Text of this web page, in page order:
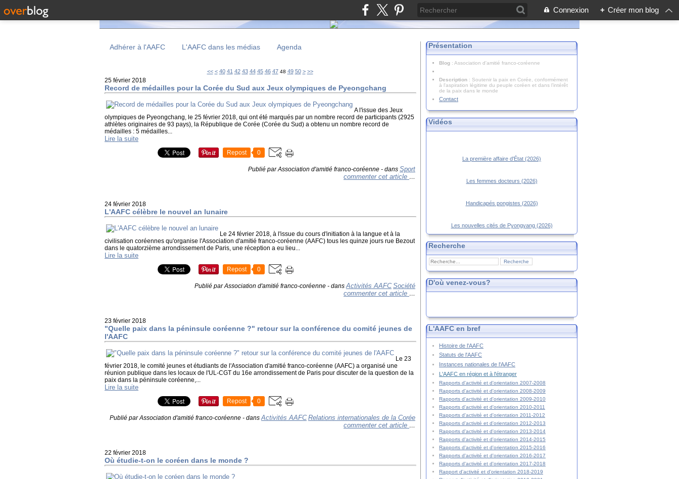
Connexion + Créer mon blog
Adhérer à l'AAFC L'AAFC dans les médias Agenda
<< < 10
20
30
40 41 42 43 44 45 46 47 48 49 50 60
70
80
90
100
200
> >>
25 février 2018
Record de médailles pour la Corée du Sud aux Jeux olympiques de Pyeongchang
A l'issue des Jeux
olympiques de Pyeongchang, le 25 février 2018, qui ont été marqués par un nombre record de participants (2925
athlètes originaires de 93 pays), la République de Corée (Corée du Sud) a obtenu un nombre record de
médailles : 5 médailles...
Lire la suite
Repost 0
Publié par Association d'amitié franco-coréenne - dans Sport
commenter cet article …
24 février 2018
L'AAFC célèbre le nouvel an lunaire
Le 24 février 2018, à l'issue du cours d'initiation à la langue et à la
civilisation coréennes qu'organise l'Association d'amitié franco-coréenne (AAFC) tous les quinze jours rue Bezout
dans le quatorzième arrondissement de Paris, une réception a eu lieu...
Lire la suite
Repost 0
Publié par Association d'amitié franco-coréenne - dansActivités AAFC Société
commenter cet article …
23 février 2018
"Quelle paix dans la péninsule coréenne ?" retour sur la conférence du comité jeunes de
l'AAFC
Le 23
février 2018, le comité jeunes et étudiants de l'Association d'amitié franco-coréenne (AAFC) a organisé une
réunion publique dans les locaux de l'UL-CGT du 16e arrondissement de Paris pour discuter de la question de la
paix dans la péninsule coréenne,...
Lire la suite
Repost 0
Publié par Association d'amitié franco-coréenne - dansActivités AAFC Relations internationales de la Corée
commenter cet article …
22 février 2018
Où étudie-t-on le coréen dans le monde ?
Présentation
Blog : Association d'amitié franco-coréenne
Description : Soutenir la paix en Corée, conformément
à l'aspiration légitime du peuple coréen et dans l’intérêt
de la paix dans le monde
Contact
Vidéos
La première affaire d'État (2026)
Les femmes docteurs (2026)
Handicapés pongistes (2026)
Les nouvelles cités de Pyongyang (2026)
Recherche
D'où venez-vous?
L'AAFC en bref
Histoire de l'AAFC
Statuts de l'AAFC
Instances nationales de l'AAFC
L'AAFC en région et à l'étranger
Rapports d'activité et d'orientation 2007-2008
Rapports d'activité et d'orientation 2008-2009
Rapports d'activité et d'orientation 2009-2010
Rapports d'activité et d'orientation 2010-2011
Rapports d'activité et d'orientation 2011-2012
Rapports d'activité et d'orientation 2012-2013
Rapports d'activité et d'orientation 2013-2014
Rapports d'activité et d'orientation 2014-2015
Rapports d'activité et d'orientation 2015-2016
Rapports d'activité et d'orientation 2016-2017
Rapports d'activité et d'orientation 2017-2018
Rapport d'activité et d'orientation 2018-2019